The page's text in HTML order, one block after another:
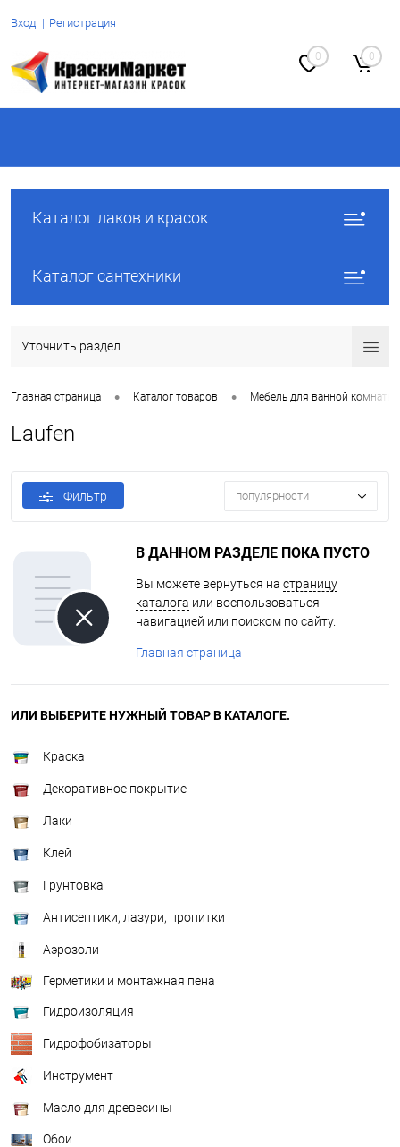
Вход Регистрация
0 0
Каталог лаков и красок
Каталог сантехники
Уточнить раздел
Главная страница • Каталог товаров • Мебель для ванной комнаты
Laufen
Фильтр популярности
В ДАННОМ РАЗДЕЛЕ ПОКА ПУСТО
Вы можете вернуться на страницу
каталога или воспользоваться
навигацией или поиском по сайту.
Главная страница
ИЛИ ВЫБЕРИТЕ НУЖНЫЙ ТОВАР В КАТАЛОГЕ.
Краска
Декоративное покрытие
Лаки
Клей
Грунтовка
Антисептики, лазури, пропитки
Аэрозоли
Герметики и монтажная пена
Гидроизоляция
Гидрофобизаторы
Инструмент
Масло для древесины
Обои